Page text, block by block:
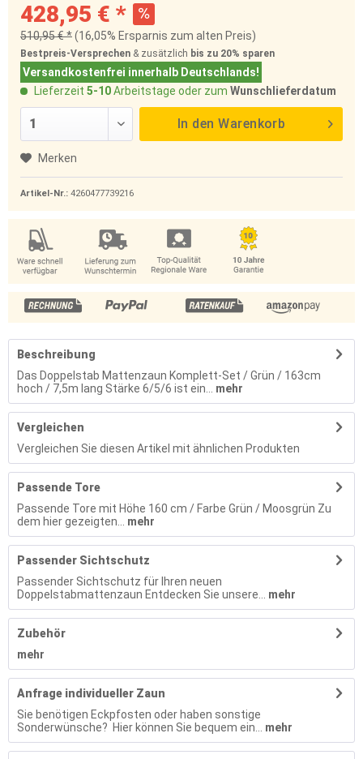
428,95 € *
510,95 € *(16,05% Ersparnis zum alten Preis)
Bestpreis-Versprechen & zusätzlich bis zu 20% sparen
Versandkostenfrei innerhalb Deutschlands!
Lieferzeit 5-10Arbeitstage oder zum Wunschlieferdatum
In den Warenkorb
Merken
Artikel-Nr.: 4260477739216
Beschreibung
Das Doppelstab Mattenzaun Komplett-Set / Grün / 163cm
hoch / 7,5m lang Stärke 6/5/6 ist ein...
mehr
Vergleichen
Vergleichen Sie diesen Artikel mit ähnlichen Produkten
Passende Tore
Passende Tore mit Höhe 160 cm / Farbe Grün / Moosgrün Zu
dem hier gezeigten...
mehr
Passender Sichtschutz
Passender Sichtschutz für Ihren neuen
Doppelstabmattenzaun Entdecken Sie unsere...
mehr
Zubehör
mehr
Anfrage individueller Zaun
Sie benötigen Eckpfosten oder haben sonstige
Sonderwünsche? Hier können Sie bequem ein...
mehr